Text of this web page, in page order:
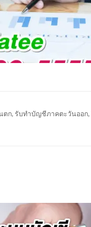
ตก, รับทำบัญชีภาคตะวันออก,